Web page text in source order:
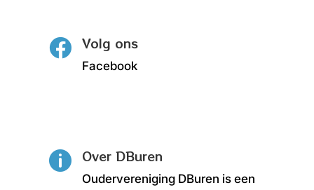
 Volg ons
Facebook
 Over DBuren
Oudervereniging DBuren is een